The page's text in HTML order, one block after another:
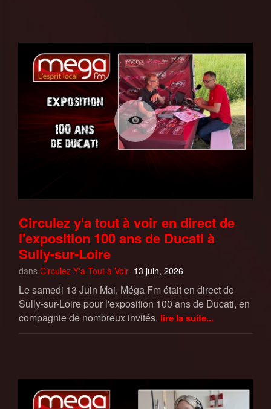
Circulez y'a tout à voir en direct de
l'exposition 100 ans de Ducati à
Sully-sur-Loire
dans Circulez Y'a Tout à Voir 13 juin, 2026
Le samedi 13 Juin Mai, Méga Fm était en direct de
Sully-sur-Loire pour l'exposition 100 ans de Ducati, en
compagnie de nombreux invités. lire la suite...